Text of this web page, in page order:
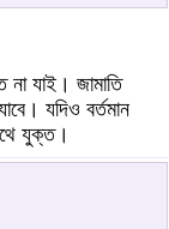
না যাই। জামাতি
যদিও বর্তমান
যুক্ত।